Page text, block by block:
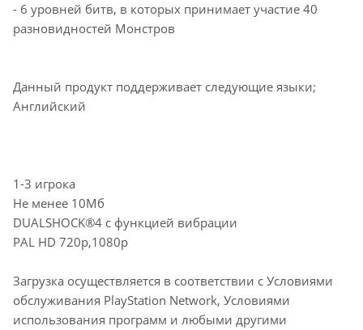
- 6 уровней битв, в которых принимает участие 40
разновидностей Монстров
Данный продукт поддерживает следующие языки;
Английский
1-3 игрока
Не менее 10Мб
DUALSHOCK®4 с функцией вибрации
PAL HD 720p,1080p
Загрузка осуществляется в соответствии с Условиями
обслуживания PlayStation Network, Условиями
использования программ и любыми другими